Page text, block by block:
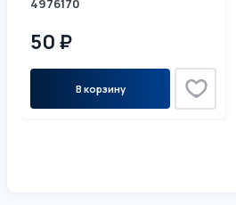
4976170
50 ₽
В корзину